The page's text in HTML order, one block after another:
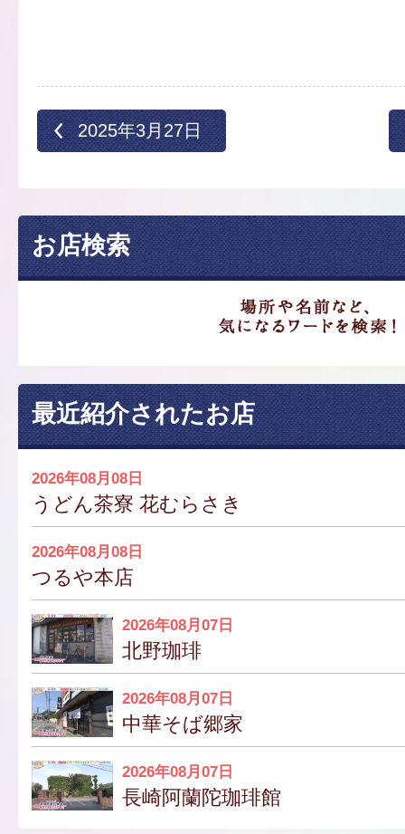
2025年3月27日
お店検索
最近紹介されたお店
2026年08月08日
うどん茶寮 花むらさき
2026年08月08日
つるや本店
2026年08月07日
北野珈琲
2026年08月07日
中華そば郷家
2026年08月07日
長崎阿蘭陀珈琲館